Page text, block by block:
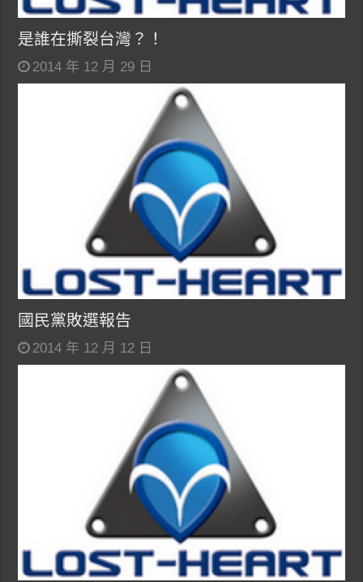
是誰在撕裂台灣？！
2014 年 12 月 29 日
國民黨敗選報告
2014 年 12 月 12 日